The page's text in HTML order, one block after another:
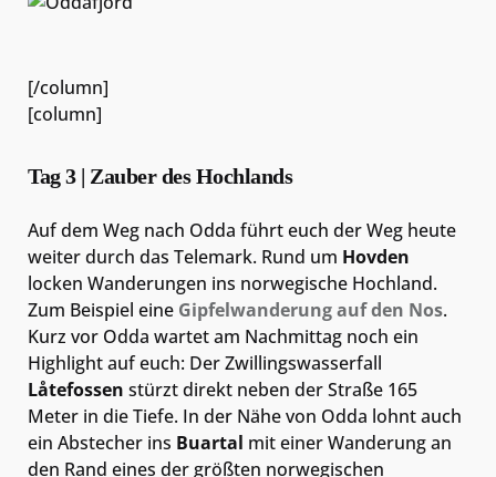
[/column]
[column]
Tag 3 | Zauber des Hochlands
Auf dem Weg nach Odda führt euch der Weg heute
weiter durch das Telemark. Rund um Hovden
locken Wanderungen ins norwegische Hochland.
Zum Beispiel eine Gipfelwanderung auf den Nos.
Kurz vor Odda wartet am Nachmittag noch ein
Highlight auf euch: Der Zwillingswasserfall
Låtefossen stürzt direkt neben der Straße 165
Meter in die Tiefe. In der Nähe von Odda lohnt auch
ein Abstecher ins Buartal mit einer Wanderung an
den Rand eines der größten norwegischen